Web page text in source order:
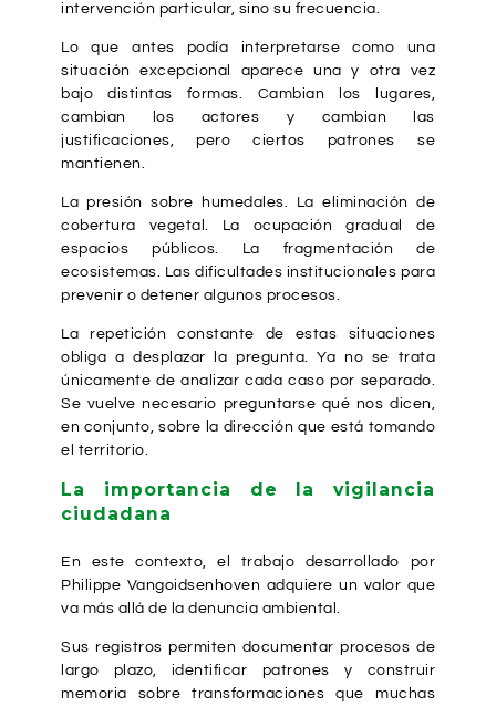
intervención particular, sino su frecuencia.
Lo que antes podía interpretarse como una
situación excepcional aparece una y otra vez
bajo distintas formas. Cambian los lugares,
cambian los actores y cambian las
justificaciones, pero ciertos patrones se
mantienen.
La presión sobre humedales. La eliminación de
cobertura vegetal. La ocupación gradual de
espacios públicos. La fragmentación de
ecosistemas. Las dificultades institucionales para
prevenir o detener algunos procesos.
La repetición constante de estas situaciones
obliga a desplazar la pregunta. Ya no se trata
únicamente de analizar cada caso por separado.
Se vuelve necesario preguntarse qué nos dicen,
en conjunto, sobre la dirección que está tomando
el territorio.
La importancia de la vigilancia
ciudadana
En este contexto, el trabajo desarrollado por
Philippe Vangoidsenhoven adquiere un valor que
va más allá de la denuncia ambiental.
Sus registros permiten documentar procesos de
largo plazo, identificar patrones y construir
memoria sobre transformaciones que muchas